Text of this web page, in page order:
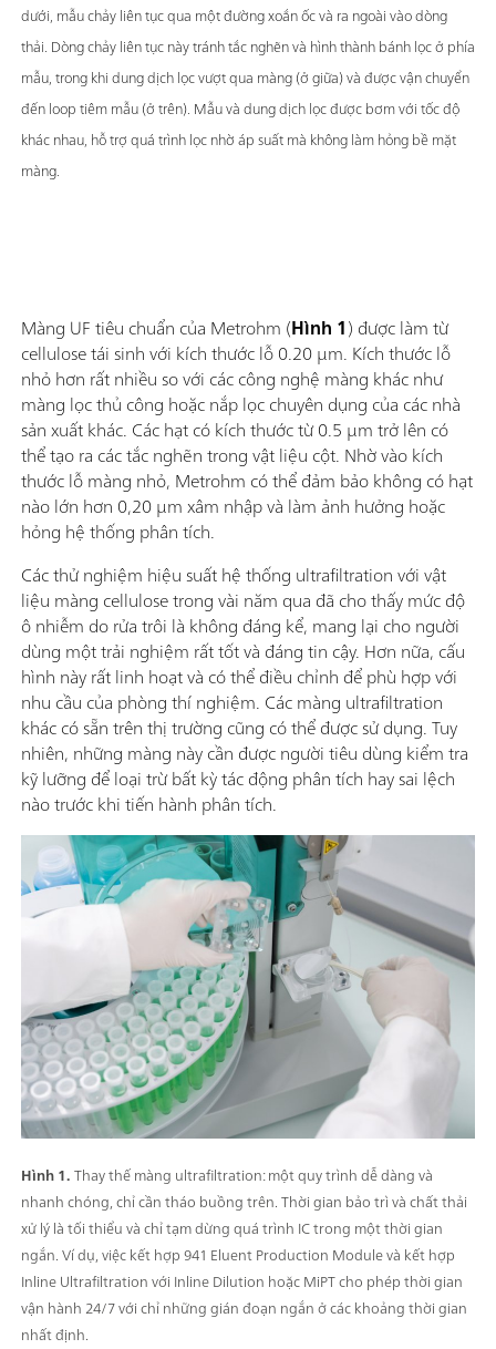
dưới, mẫu chảy liên tục qua một đường xoắn ốc và ra ngoài vào dòng
thải. Dòng chảy liên tục này tránh tắc nghẽn và hình thành bánh lọc ở phía
mẫu, trong khi dung dịch lọc vượt qua màng (ở giữa) và được vận chuyển
đến loop tiêm mẫu (ở trên). Mẫu và dung dịch lọc được bơm với tốc độ
khác nhau, hỗ trợ quá trình lọc nhờ áp suất mà không làm hỏng bề mặt
màng.
Màng UF tiêu chuẩn của Metrohm (Hình 1) được làm từ
cellulose tái sinh với kích thước lỗ 0.20 µm. Kích thước lỗ
nhỏ hơn rất nhiều so với các công nghệ màng khác như
màng lọc thủ công hoặc nắp lọc chuyên dụng của các nhà
sản xuất khác. Các hạt có kích thước từ 0.5 µm trở lên có
thể tạo ra các tắc nghẽn trong vật liệu cột. Nhờ vào kích
thước lỗ màng nhỏ, Metrohm có thể đảm bảo không có hạt
nào lớn hơn 0,20 µm xâm nhập và làm ảnh hưởng hoặc
hỏng hệ thống phân tích.
Các thử nghiệm hiệu suất hệ thống ultrafiltration với vật
liệu màng cellulose trong vài năm qua đã cho thấy mức độ
ô nhiễm do rửa trôi là không đáng kể, mang lại cho người
dùng một trải nghiệm rất tốt và đáng tin cậy. Hơn nữa, cấu
hình này rất linh hoạt và có thể điều chỉnh để phù hợp với
nhu cầu của phòng thí nghiệm. Các màng ultrafiltration
khác có sẵn trên thị trường cũng có thể được sử dụng. Tuy
nhiên, những màng này cần được người tiêu dùng kiểm tra
kỹ lưỡng để loại trừ bất kỳ tác động phân tích hay sai lệch
nào trước khi tiến hành phân tích.
Hình 1.Thay thế màng ultrafiltration: một quy trình dễ dàng và
nhanh chóng, chỉ cần tháo buồng trên. Thời gian bảo trì và chất thải
xử lý là tối thiểu và chỉ tạm dừng quá trình IC trong một thời gian
ngắn. Ví dụ, việc kết hợp 941 Eluent Production Module và kết hợp
Inline Ultrafiltration với Inline Dilution hoặc MiPT cho phép thời gian
vận hành 24/7 với chỉ những gián đoạn ngắn ở các khoảng thời gian
nhất định.